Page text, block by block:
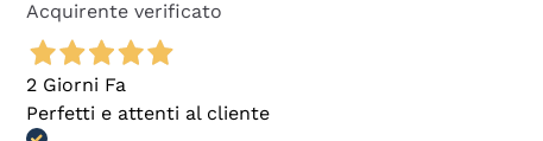
Acquirente verificato
2 Giorni Fa
Perfetti e attenti al cliente